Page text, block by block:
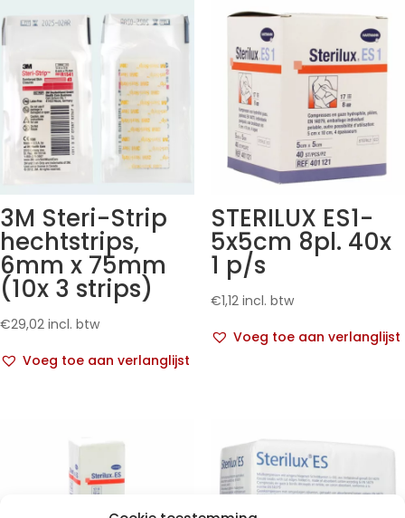
3M Steri-Strip
hechtstrips,
6mm x 75mm
(10x 3 strips)
€29,02 incl. btw
Voeg toe aan verlanglijst
STERILUX ES1-
5x5cm 8pl. 40x
1 p/s
€1,12 incl. btw
Voeg toe aan verlanglijst